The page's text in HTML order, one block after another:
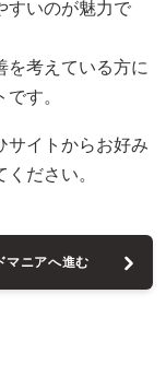
すいのが魅力で
を考えている方に
す。
サイトからお好み
ださい。
マニアへ進む